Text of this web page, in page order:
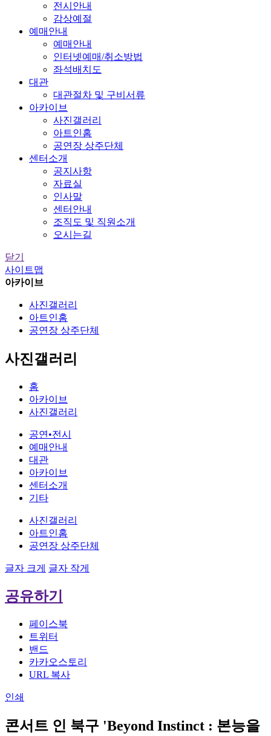
전시안내
감상예절
예매안내
예매안내
인터넷예매/취소방법
좌석배치도
대관
대관절차 및 구비서류
아카이브
사진갤러리
아트인홈
공연장 상주단체
센터소개
공지사항
자료실
인사말
센터안내
조직도 및 직원소개
오시는길
닫기
사이트맵
아카이브
사진갤러리
아트인홈
공연장 상주단체
사진갤러리
홈
아카이브
사진갤러리
공연•전시
예매안내
대관
아카이브
센터소개
기타
사진갤러리
아트인홈
공연장 상주단체
글자 크게 글자 작게
공유하기
페이스북
트위터
밴드
카카오스토리
URL 복사
인쇄
콘서트 인 북구 'Beyond Instinct : 본능을